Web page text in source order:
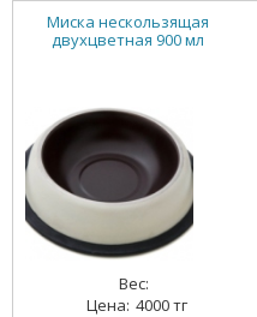
Миска нескользящая
двухцветная 900 мл
4000 тг